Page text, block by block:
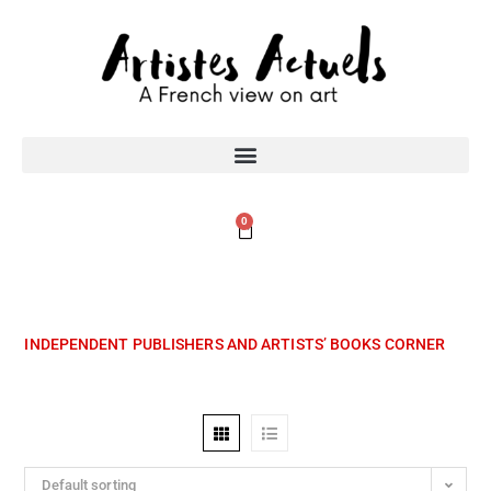
0
INDEPENDENT PUBLISHERS AND ARTISTS’ BOOKS CORNER
Default sorting